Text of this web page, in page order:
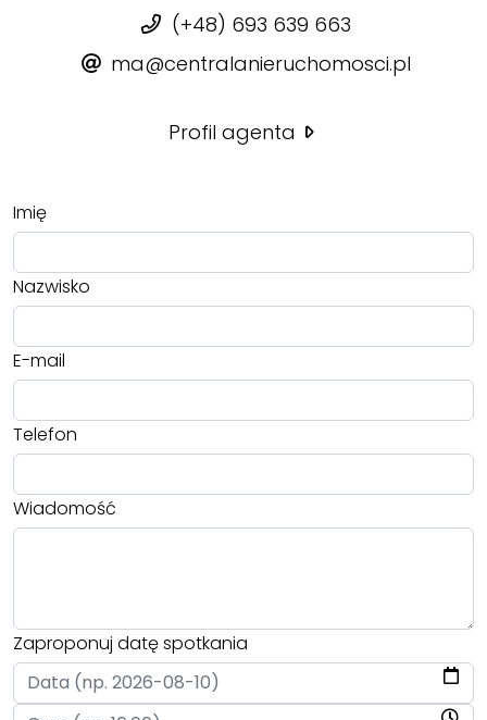
(+48) 693 639 663
ma@centralanieruchomosci.pl
Profil agenta
Imię
Nazwisko
E-mail
Telefon
Wiadomość
Zaproponuj datę spotkania